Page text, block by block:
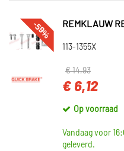
-59% REMKLAUW
113-1355X
€ 14,93
€ 6,12
Op voorraad
Vandaag voor
geleverd.